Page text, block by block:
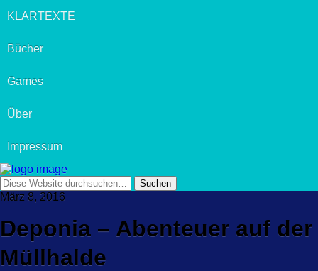
KLARTEXTE
Bücher
Games
Über
Impressum
März 8, 2016
Deponia – Abenteuer auf der
Müllhalde